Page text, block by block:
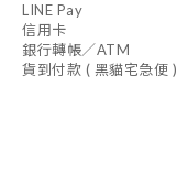
LINE Pay
信用卡
銀行轉帳／ATM
貨到付款 ( 黑貓宅急便 )